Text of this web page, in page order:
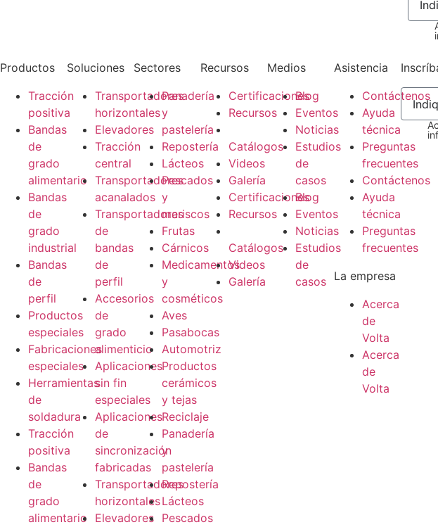
Productos
Tracción
positiva
Bandas
de
grado
alimentario
Bandas
de
grado
industrial
Bandas
de
perfil
Productos
especiales
Fabricaciones
especiales
Herramientas
de
soldadura
Tracción
positiva
Bandas
de
grado
alimentario
Soluciones
Transportadores
horizontales
Elevadores
Tracción
central
Transportadores
acanalados
Transportadores
de
bandas
de
perfil
Accesorios
de
grado
alimenticio
Aplicaciones
sin fin
especiales
Aplicaciones
de
sincronización
fabricadas
Transportadores
horizontales
Elevadores
Sectores
Panadería
y
pastelería
Repostería
Lácteos
Pescados
y
mariscos
Frutas
Cárnicos
Medicamentos
y
cosméticos
Aves
Pasabocas
Automotriz
Productos
cerámicos
y tejas
Reciclaje
Panadería
y
pastelería
Repostería
Lácteos
Pescados
Recursos
Certificaciones
Recursos
Catálogos​
Videos
​Galería
Certificaciones
Recursos
Catálogos​
Videos
​Galería
Medios
Blog
Eventos
Noticias
Estudios
de
casos
Blog
Eventos
Noticias
Estudios
de
casos
Asistencia
Contáctenos
Ayuda
técnica
Preguntas
frecuentes
Contáctenos
Ayuda
técnica
Preguntas
frecuentes
La empresa
Acerca
de
Volta
Acerca
de
Volta